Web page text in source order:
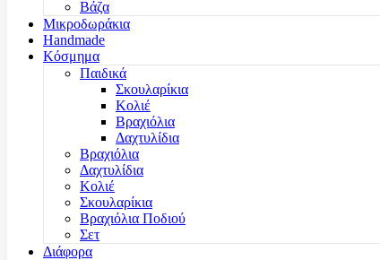
Βάζα
Μικροδωράκια
Handmade
Κόσμημα
Παιδικά
Σκουλαρίκια
Κολιέ
Βραχιόλια
Δαχτυλίδια
Βραχιόλια
Δαχτυλίδια
Κολιέ
Σκουλαρίκια
Βραχιόλια Ποδιού
Σετ
Διάφορα